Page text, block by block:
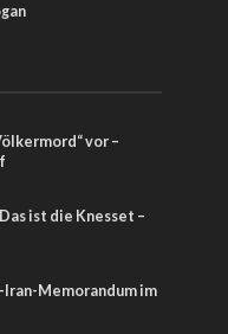
vor –
ist die Knesset –
Iran-Memorandum im